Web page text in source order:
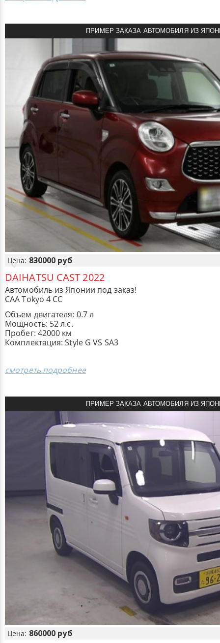
ПРИМЕР ЗАКАЗА АВТОМОБИЛЯ ИЗ
Цена: 830000 руб
DAIHATSU CAST 2022
Автомобиль из Японии под заказ!
CAA Tokyo 4 CC
Объем двигателя: 0.7 л
Мощность: 52 л.с.
Пробег: 42000 км
Комплектация: Style G VS SA3
смотреть подробнее
ПРИМЕР ЗАКАЗА АВТОМОБИЛЯ ИЗ
Цена: 860000 руб